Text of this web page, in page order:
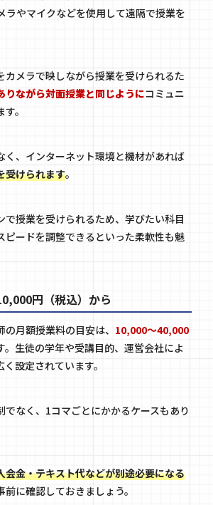
ラやマイクなどを使用して遠隔で授業を
カメラで映しながら授業を受けられるた
りながら対面授業と同じようにコミュニ
。
く、インターネット環境と機材があれば
受けられます。
で授業を受けられるため、学びたい科目
ピードを調整できるといった柔軟性も魅
円（税込）から
月額授業料の目安は、 10,000〜40,000
。生徒の学年や受講目的、運営会社によ
設定されています。
でなく、1コマごとにかかるケースもあり
会金・テキスト代などが別途必要になる
前に確認しておきましょう。